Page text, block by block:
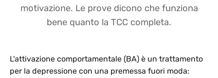
motivazione. Le prove dicono che funziona
bene quanto la TCC completa.
L'attivazione comportamentale (BA) è un trattamento
per la depressione con una premessa fuori moda: